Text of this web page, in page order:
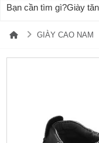
GIÀY CAO NAM